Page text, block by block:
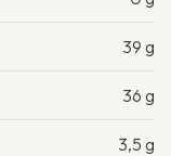
39 g
36 g
3,5 g